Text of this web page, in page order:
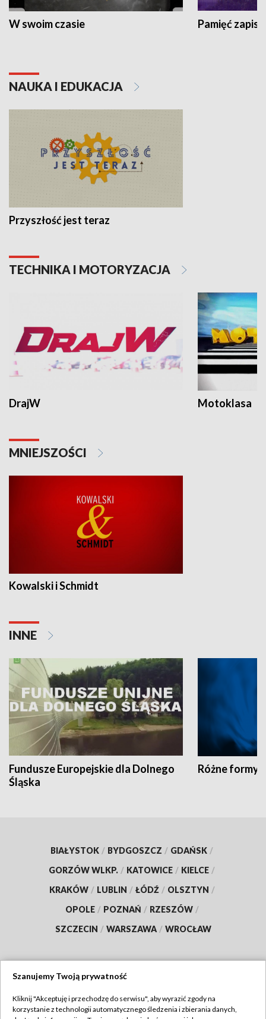
W swoim czasie Pamięć
NAUKA I EDUKACJA
Przyszłość jest teraz
TECHNIKA I MOTORYZACJA
DrajW Motoklasa
MNIEJSZOŚCI
Kowalski i Schmidt
INNE
Fundusze Europejskie dla Dolnego
Śląska
Różne formy
BIAŁYSTOK / BYDGOSZCZ / GDAŃSK /
GORZÓW WLKP. / KATOWICE / KIELCE /
KRAKÓW / LUBLIN / ŁÓDŹ / OLSZTYN /
OPOLE / POZNAŃ / RZESZÓW /
SZCZECIN / WARSZAWA / WROCŁAW
TVP
Szanujemy Twoją prywatność
Kliknij "Akceptuję i przechodzę do serwisu", aby wyrazić zgody na
korzystanie z technologii automatycznego śledzenia i zbierania danych,